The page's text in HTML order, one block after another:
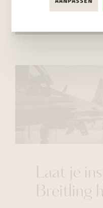
Laat je
Breitling
AANPASSEN